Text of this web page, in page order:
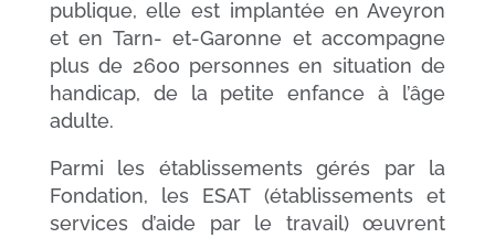
publique, elle est implantée en Aveyron
et en Tarn- et-Garonne et accompagne
plus de 2600 personnes en situation de
handicap, de la petite enfance à l’âge
adulte.
Parmi les établissements gérés par la
Fondation, les ESAT (établissements et
services d’aide par le travail) œuvrent